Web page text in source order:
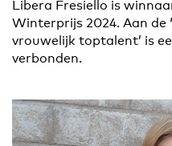
Libera Fresiello is
Winterprijs 2024. Aan de
vrouwelijk toptalent’ is
verbonden.